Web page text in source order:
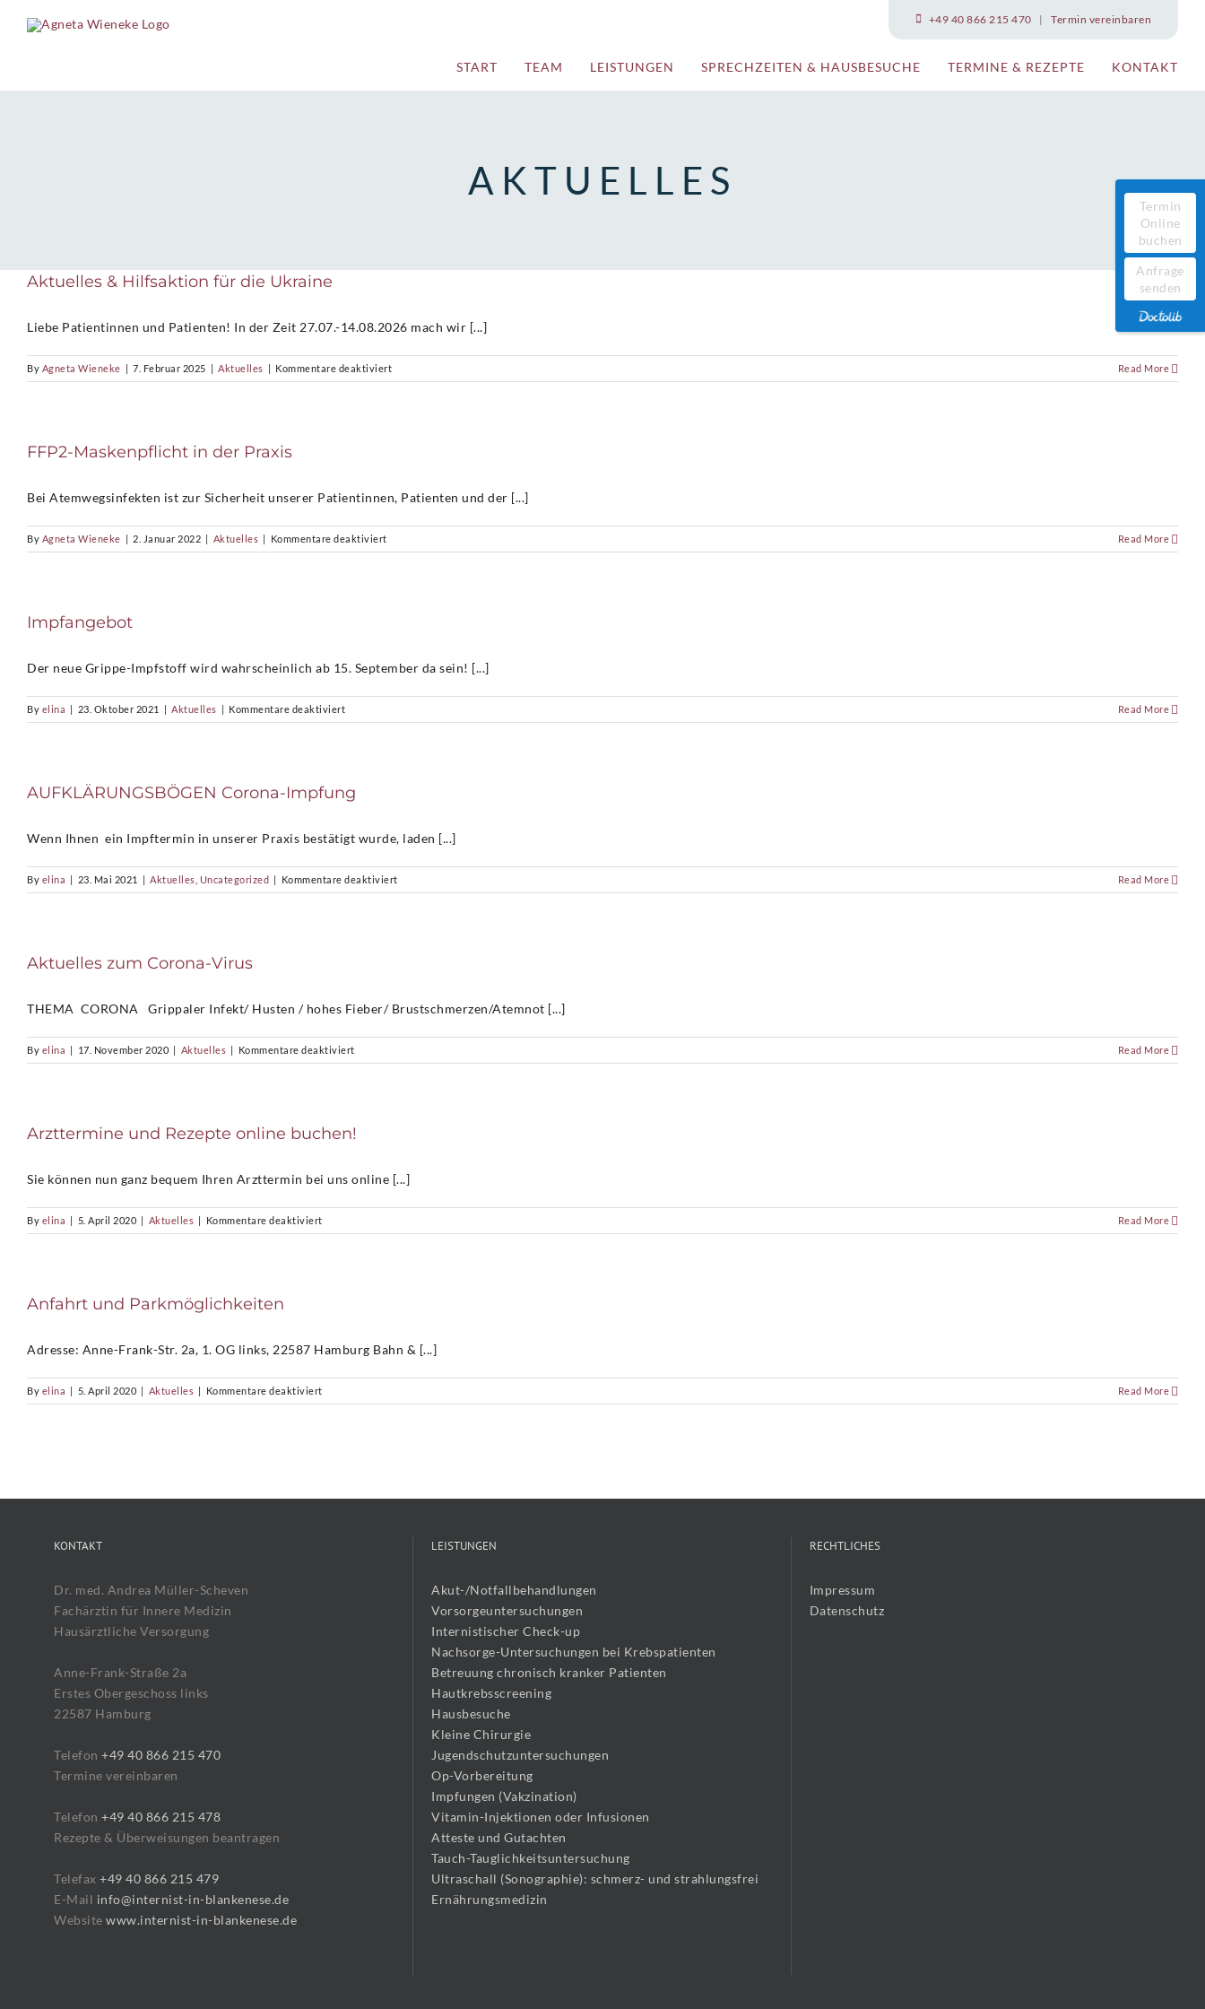
+49 40 866 215 470 | Termin vereinbaren
START TEAM LEISTUNGEN SPRECHZEITEN & HAUSBESUCHE TERMINE & REZEPTE KONTAKT
AKTUELLES
Aktuelles & Hilfsaktion für die Ukraine
Liebe Patientinnen und Patienten! In der Zeit 27.07.-14.08.2026 mach wir [...]
By Agneta Wieneke | 7. Februar 2025 | Aktuelles | Kommentare deaktiviertfür
Aktuelles
Read More
FFP2-Maskenpflicht in der Praxis
Bei Atemwegsinfekten ist zur Sicherheit unserer Patientinnen, Patienten und der [...]
By Agneta Wieneke | 2. Januar 2022 | Aktuelles | Kommentare deaktiviertfür
FFP2-
Read More
Impfangebot
Der neue Grippe-Impfstoff wird wahrscheinlich ab 15. September da sein! [...]
By elina | 23. Oktober 2021 | Aktuelles | Kommentare deaktiviertfür
Impfangebot
Read More
AUFKLÄRUNGSBÖGEN Corona-Impfung
Wenn Ihnen ein Impftermin in unserer Praxis bestätigt wurde, laden [...]
By elina | 23. Mai 2021 | Aktuelles Uncategorized | Kommentare deaktiviertfür
AUFKLÄRUNGSBÖGEN
Read More
Aktuelles zum Corona-Virus
THEMA CORONA Grippaler Infekt/ Husten / hohes Fieber/ Brustschmerzen/Atemnot [...]
By elina | 17. November 2020 | Aktuelles | Kommentare deaktiviertfür
Aktuelles
Read More
Arzttermine und Rezepte online buchen!
Sie können nun ganz bequem Ihren Arzttermin bei uns online [...]
By elina | 5. April 2020 | Aktuelles | Kommentare deaktiviertfür
Arzttermine
Read More
Anfahrt und Parkmöglichkeiten
Adresse: Anne-Frank-Str. 2a, 1. OG links, 22587 Hamburg Bahn & [...]
By elina | 5. April 2020 | Aktuelles | Kommentare deaktiviertfür
Anfahrt
Read More
KONTAKT
Dr. med. Andrea Müller-Scheven
Fachärztin für Innere Medizin
Hausärztliche Versorgung
Anne-Frank-Straße 2a
Erstes Obergeschoss links
22587 Hamburg
Telefon +49 40 866 215 470
Termine vereinbaren
Telefon +49 40 866 215 478
Rezepte & Überweisungen beantragen
Telefax +49 40 866 215 479
E-Mail info@internist-in-blankenese.de
Website www.internist-in-blankenese.de
Termin
Online
buchen
Anfrage
senden
LEISTUNGEN
Akut-/Notfallbehandlungen
Vorsorgeuntersuchungen
Internistischer Check-up
Nachsorge-Untersuchungen bei Krebspatienten
Betreuung chronisch kranker Patienten
Hautkrebsscreening
Hausbesuche
Kleine Chirurgie
Jugendschutzuntersuchungen
Op-Vorbereitung
Impfungen (Vakzination)
Vitamin-Injektionen oder Infusionen
Atteste und Gutachten
Tauch-Tauglichkeitsuntersuchung
Ultraschall (Sonographie): schmerz- und strahlungsfrei
Ernährungsmedizin
RECHTLICHES
Impressum
Datenschutz